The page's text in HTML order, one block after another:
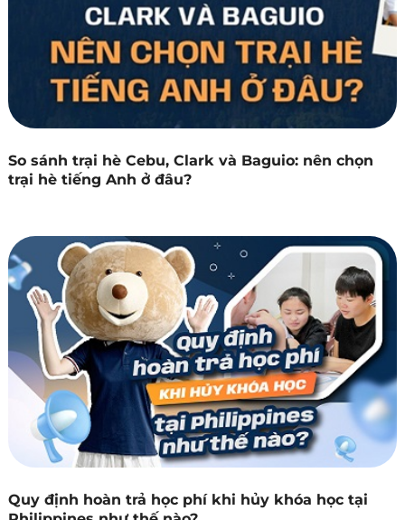
So sánh trại hè Cebu, Clark và Baguio: nên chọn
trại hè tiếng Anh ở đâu?
Quy định hoàn trả học phí khi hủy khóa học tại